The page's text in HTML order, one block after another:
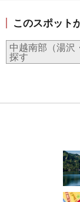
このスポット
中越南部（湯沢
探す